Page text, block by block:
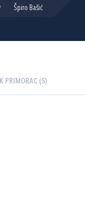
Špiro Bašić
PRIMORAC (S)